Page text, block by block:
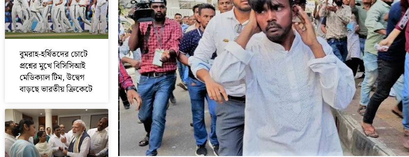
বুমরাহ-হর্ষিতদের চোটে
প্রশ্নের মুখে বিসিসিআই
মেডিক্যাল টিম, উদ্বেগ
বাড়ছে ভারতীয় ক্রিকেটে